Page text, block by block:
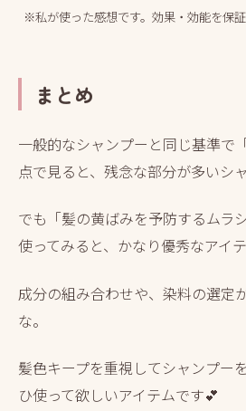
※私が使った感想です。効果・効能を保
まとめ
一般的なシャンプーと同じ基準で
点で見ると、残念な部分が多いシ
でも「髪の黄ばみを予防するムラ
使ってみると、かなり優秀なアイ
成分の組み合わせや、染料の選定
な。
髪色キープを重視してシャンプー
ひ使って欲しいアイテムです💕